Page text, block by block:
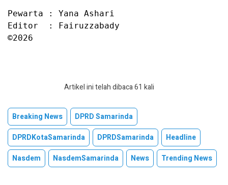
Pewarta : Yana Ashari
Editor  : Fairuzzabady
©2026
Artikel ini telah dibaca 61 kali
Breaking News
DPRD Samarinda
DPRDKotaSamarinda
DPRDSamarinda
Headline
Nasdem
NasdemSamarinda News Trending News